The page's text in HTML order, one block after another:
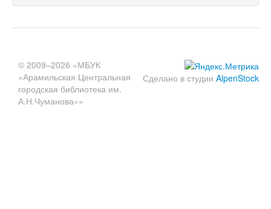
Сделано в студии AlpenStock
© 2009–2026 «МБУК
«Арамильская Центральная
городская библиотека им.
А.Н.Чуманова»»